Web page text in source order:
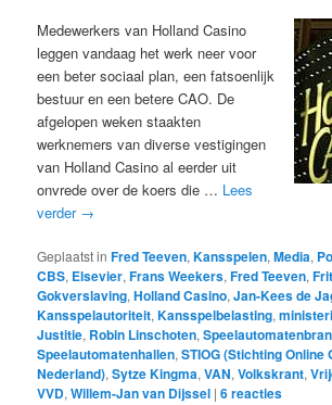
Medewerkers van Holland Casino
leggen vandaag het werk neer voor
een beter sociaal plan, een fatsoenlijk
bestuur en een betere CAO. De
afgelopen weken staakten
werknemers van diverse vestigingen
van Holland Casino al eerder uit
onvrede over de koers die … Lees
verder →
Geplaatst in Fred Teeven,Kansspelen,Media,
CBS, Elsevier,Frans Weekers,Fred Teeven,
Gokverslaving,Holland Casino,Jan-Kees de
Kansspelautoriteit,Kansspelbelasting,
Justitie, Robin Linschoten,
Speelautomatenhallen,STIOG (Stichting Online
Nederland),Sytze Kingma,VAN,Volkskrant,
VVD,Willem-Jan van Dijssel |6reacties